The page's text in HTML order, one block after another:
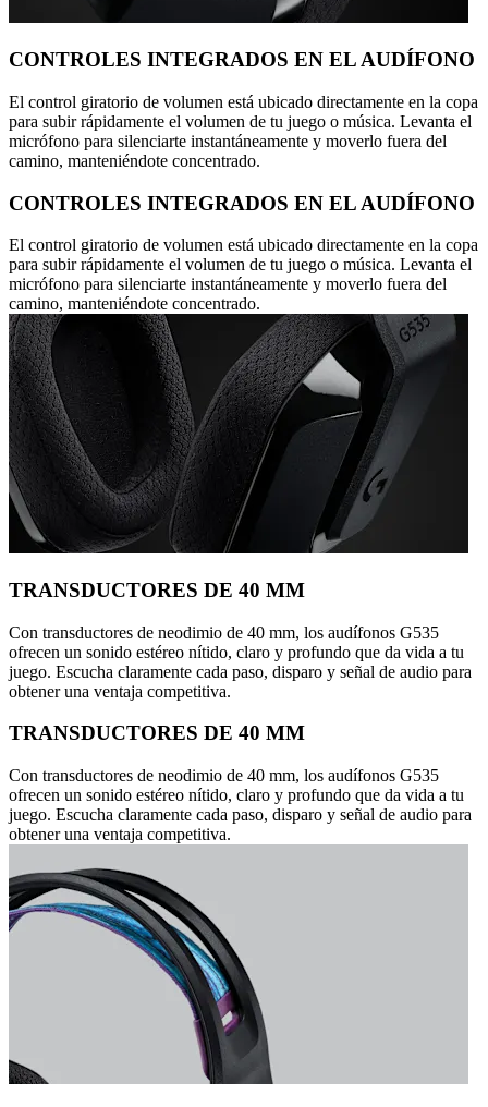
CONTROLES INTEGRADOS EN EL AUDÍFONO
El control giratorio de volumen está ubicado directamente en la copa
para subir rápidamente el volumen de tu juego o música. Levanta el
micrófono para silenciarte instantáneamente y moverlo fuera del
camino, manteniéndote concentrado.
CONTROLES INTEGRADOS EN EL AUDÍFONO
El control giratorio de volumen está ubicado directamente en la copa
para subir rápidamente el volumen de tu juego o música. Levanta el
micrófono para silenciarte instantáneamente y moverlo fuera del
camino, manteniéndote concentrado.
TRANSDUCTORES DE 40 MM
Con transductores de neodimio de 40 mm, los audífonos G535
ofrecen un sonido estéreo nítido, claro y profundo que da vida a tu
juego. Escucha claramente cada paso, disparo y señal de audio para
obtener una ventaja competitiva.
TRANSDUCTORES DE 40 MM
Con transductores de neodimio de 40 mm, los audífonos G535
ofrecen un sonido estéreo nítido, claro y profundo que da vida a tu
juego. Escucha claramente cada paso, disparo y señal de audio para
obtener una ventaja competitiva.